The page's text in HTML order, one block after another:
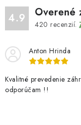
4.9 Overené
420 recenzií.
Anton Hrinda
Kvalitné prevedenie
odporúčam !!